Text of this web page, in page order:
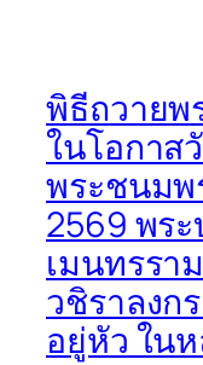
พิธีถวายพ
ในโอกาส
พระชนมพ
2569 พร
เมนทรรา
วชิราลงก
อยู่หัว ใน